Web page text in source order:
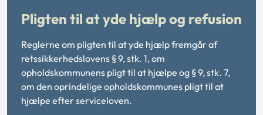
Pligten til at yde hjælp og refusion
Reglerne om pligten til at yde hjælp fremgår af
retssikkerhedslovens § 9, stk. 1, om
opholdskommunens pligt til at hjælpe og § 9, stk. 7,
om den oprindelige opholdskommunes pligt til at
hjælpe efter serviceloven.